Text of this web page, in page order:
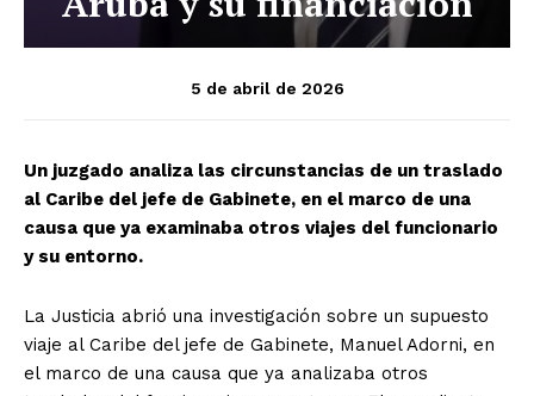
5 de abril de 2026
Un juzgado analiza las circunstancias de un traslado
al Caribe del jefe de Gabinete, en el marco de una
causa que ya examinaba otros viajes del funcionario
y su entorno.
La Justicia abrió una investigación sobre un supuesto
viaje al Caribe del jefe de Gabinete, Manuel Adorni, en
el marco de una causa que ya analizaba otros